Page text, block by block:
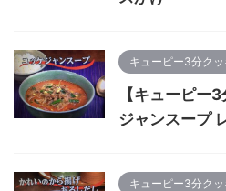
キューピー3分ク
【キューピー
ジャンスープ
キューピー3分ク